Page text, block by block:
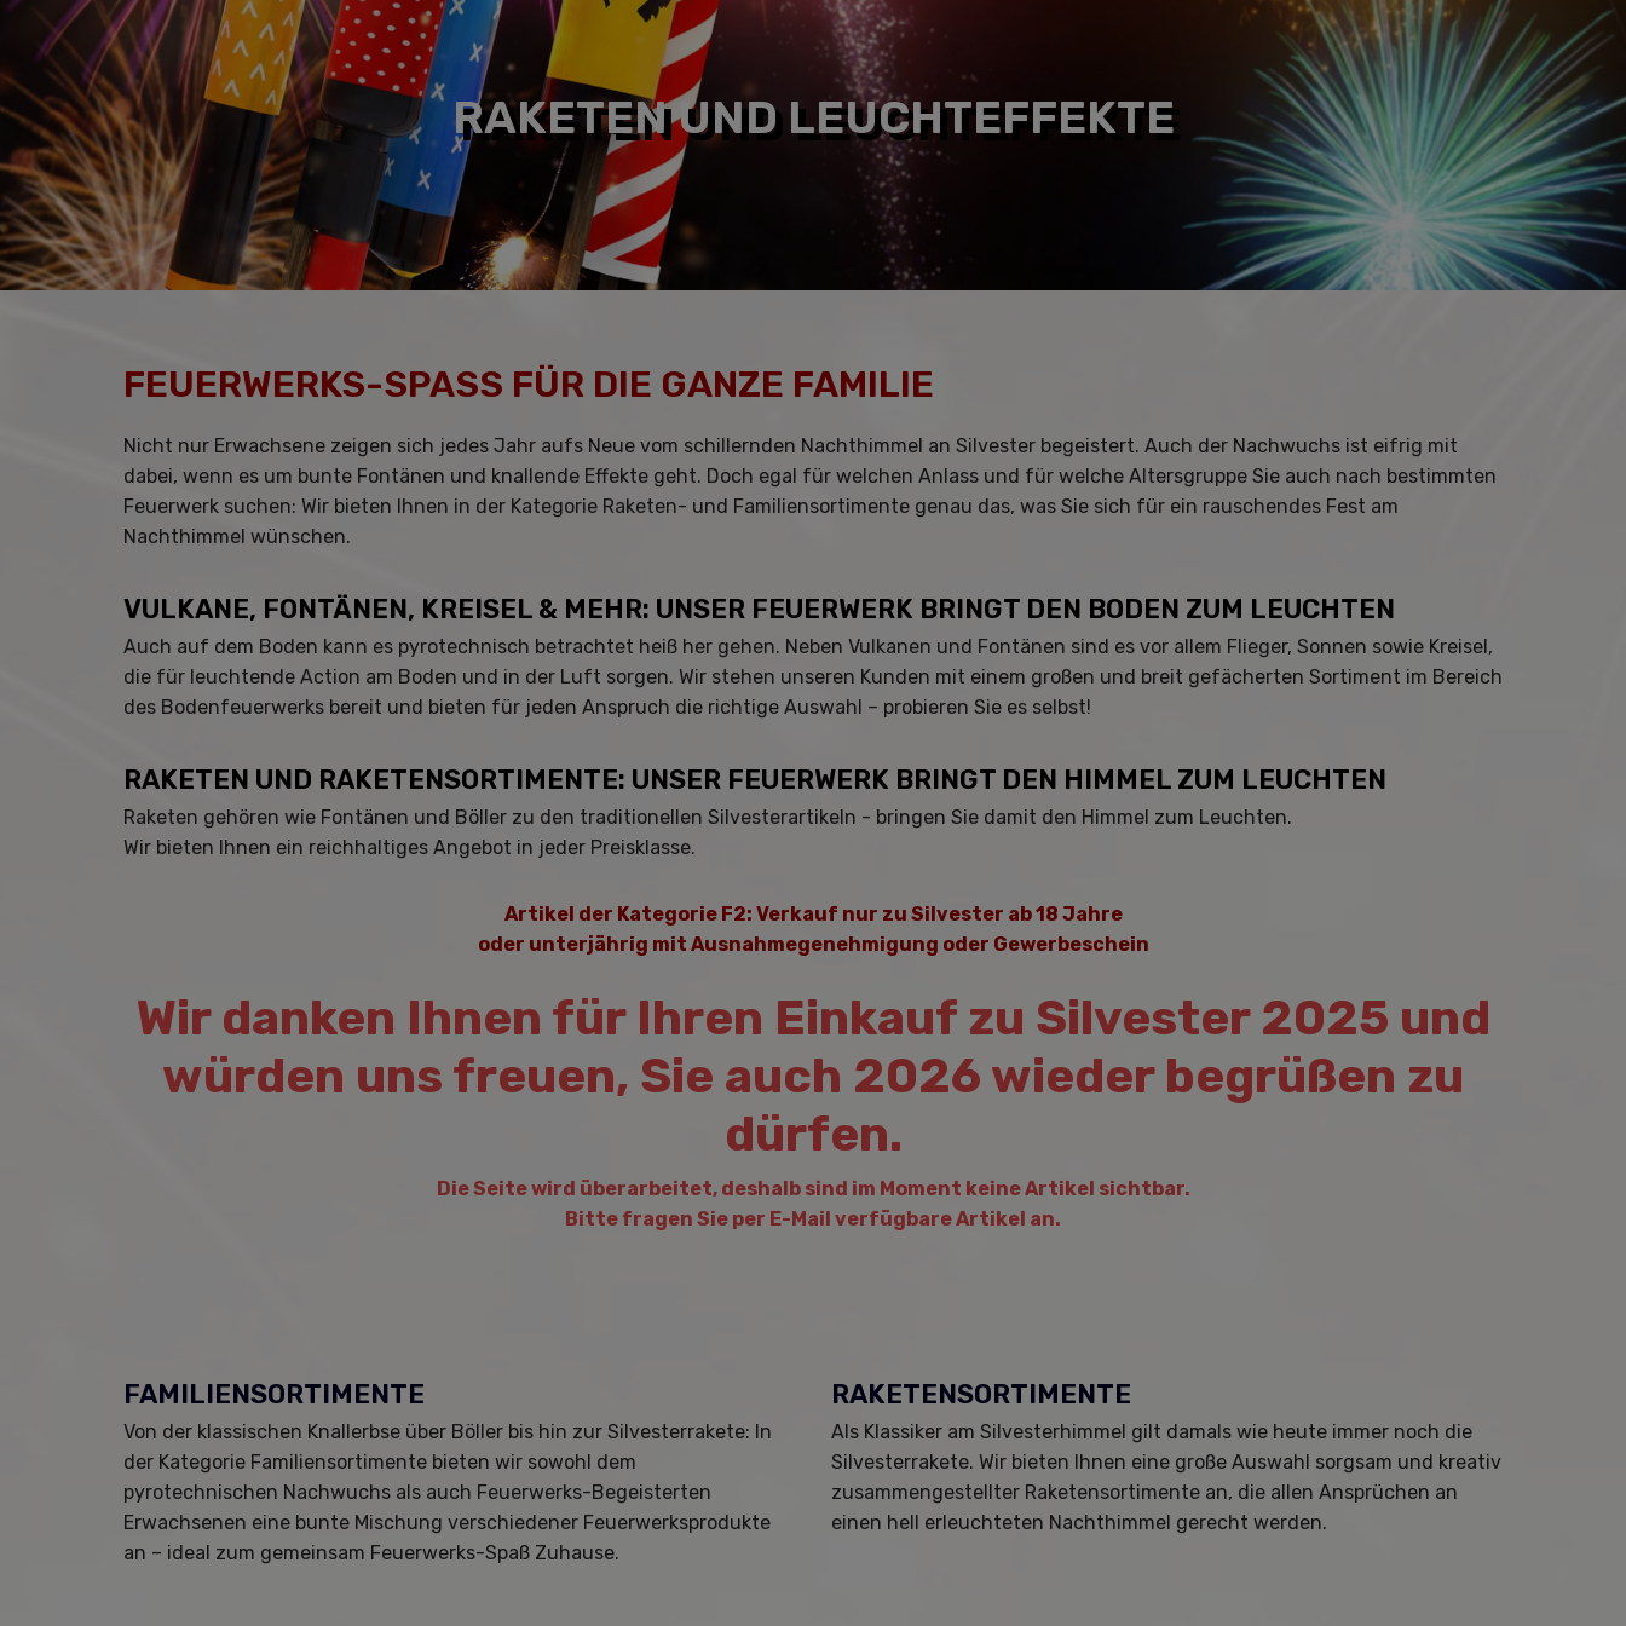
RAKETEN UND LEUCHTEFFEKTE
FEUERWERKS-SPASS FÜR DIE GANZE FAMILIE
Nicht nur Erwachsene zeigen sich jedes Jahr aufs Neue vom schillernden Nachthimmel an Silvester begeistert. Auch der Nachwuchs ist eifrig mit
dabei, wenn es um bunte Fontänen und knallende Effekte geht. Doch egal für welchen Anlass und für welche Altersgruppe Sie auch nach bestimmten
Feuerwerk suchen: Wir bieten Ihnen in der Kategorie Raketen- und Familiensortimente genau das, was Sie sich für ein rauschendes Fest am
Nachthimmel wünschen.
VULKANE, FONTÄNEN, KREISEL & MEHR: UNSER FEUERWERK BRINGT DEN BODEN ZUM LEUCHTEN
Auch auf dem Boden kann es pyrotechnisch betrachtet heiß her gehen. Neben Vulkanen und Fontänen sind es vor allem Flieger, Sonnen sowie Kreisel,
die für leuchtende Action am Boden und in der Luft sorgen. Wir stehen unseren Kunden mit einem großen und breit gefächerten Sortiment im Bereich
des Bodenfeuerwerks bereit und bieten für jeden Anspruch die richtige Auswahl – probieren Sie es selbst!
RAKETEN UND RAKETENSORTIMENTE: UNSER FEUERWERK BRINGT DEN HIMMEL ZUM LEUCHTEN
Raketen gehören wie Fontänen und Böller zu den traditionellen Silvesterartikeln - bringen Sie damit den Himmel zum Leuchten.
Wir bieten Ihnen ein reichhaltiges Angebot in jeder Preisklasse.
Artikel der Kategorie F2: Verkauf nur zu Silvester ab 18 Jahre
oder unterjährig mit Ausnahmegenehmigung oder Gewerbeschein
Wir danken Ihnen für Ihren Einkauf zu Silvester 2025 und
würden uns freuen, Sie auch 2026 wieder begrüßen zu
dürfen.
Die Seite wird überarbeitet, deshalb sind im Moment keine Artikel sichtbar.
Bitte fragen Sie per E-Mail verfügbare Artikel an.
FAMILIENSORTIMENTE
Von der klassischen Knallerbse über Böller bis hin zur Silvesterrakete: In
der Kategorie Familiensortimente bieten wir sowohl dem
pyrotechnischen Nachwuchs als auch Feuerwerks-Begeisterten
Erwachsenen eine bunte Mischung verschiedener Feuerwerksprodukte
an – ideal zum gemeinsam Feuerwerks-Spaß Zuhause.
RAKETENSORTIMENTE
Als Klassiker am Silvesterhimmel gilt damals wie heute immer noch die
Silvesterrakete. Wir bieten Ihnen eine große Auswahl sorgsam und kreativ
zusammengestellter Raketensortimente an, die allen Ansprüchen an
einen hell erleuchteten Nachthimmel gerecht werden.